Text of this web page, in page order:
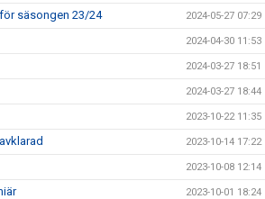
säsongen 23/24 2024-05-27 07:29
2024-04-30 11:53
2024-03-27 18:51
2024-03-27 18:44
2023-10-22 11:35
2023-10-14 17:22
2023-10-08 12:14
2023-10-01 18:24